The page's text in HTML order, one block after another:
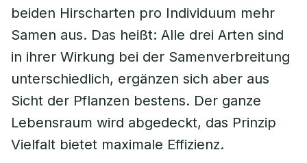
beiden Hirscharten pro Individuum mehr
Samen aus. Das heißt: Alle drei Arten sind
in ihrer Wirkung bei der Samenverbreitung
unterschiedlich, ergänzen sich aber aus
Sicht der Pflanzen bestens. Der ganze
Lebensraum wird abgedeckt, das Prinzip
Vielfalt bietet maximale Effizienz.